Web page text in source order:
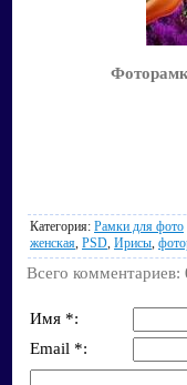
Категория: Рамки для фото
женская PSD Ирисы
Всего комментариев:
Имя *:
Email *: